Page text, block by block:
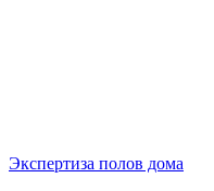
Экспертиза полов дома